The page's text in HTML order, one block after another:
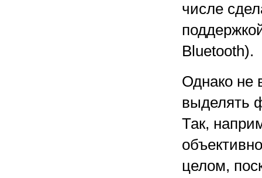
числе
Bluetooth).
Однако не
выделять
Так,
целом,